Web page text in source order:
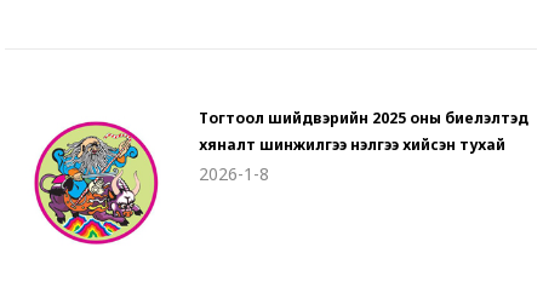
Тогтоол шийдвэрийн 2025 оны биелэлтэд
хяналт шинжилгээ үнэлгээ хийсэн тухай
2026-1-8